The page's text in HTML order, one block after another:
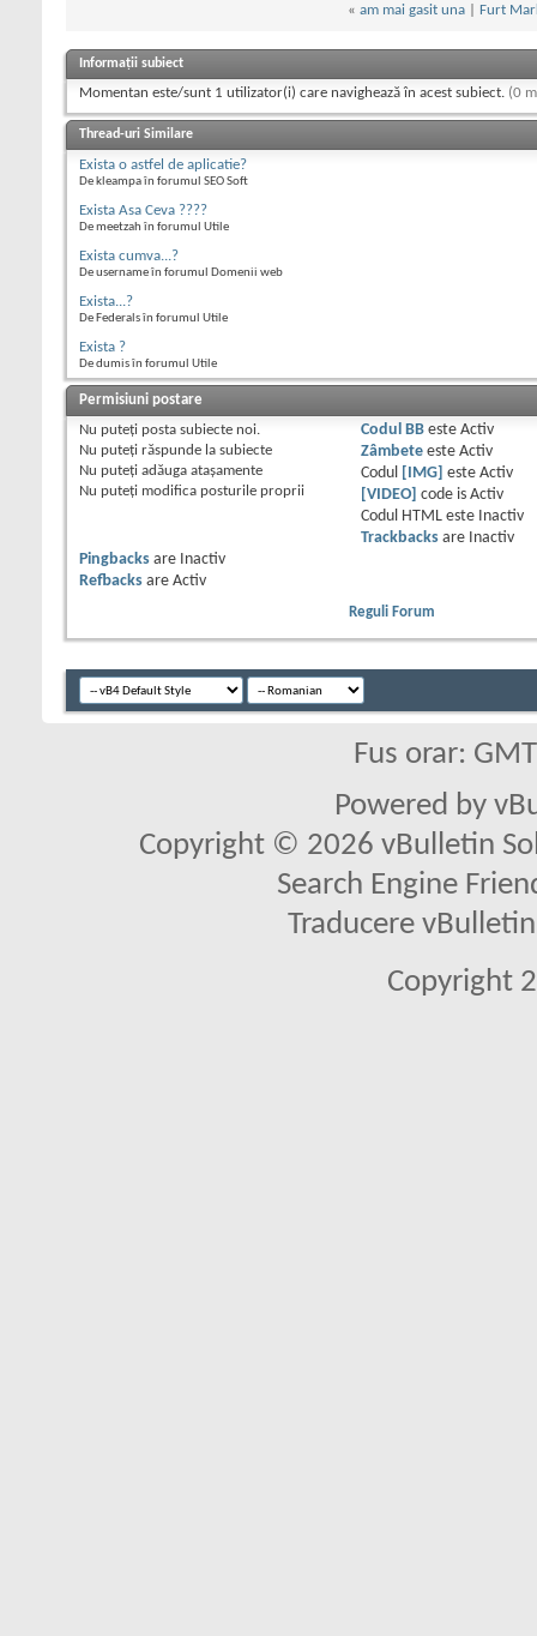
« am mai gasit una Furt
Informații subiect
Momentan este/sunt 1 utilizator(i) care navighează în acest subiect. (0
Thread-uri Similare
Exista o astfel de aplicatie?
De kleampa în forumul SEO Soft
Exista Asa Ceva ????
De meetzah în forumul Utile
Exista cumva...?
De username în forumul Domenii web
Exista...?
De Federals în forumul Utile
Exista ?
De dumis în forumul Utile
Permisiuni postare
Nu puteţi posta subiecte noi.
Nu puteţi răspunde la subiecte
Nu puteţi adăuga ataşamente
Nu puteţi modifica posturile proprii
Codul BBeste Activ
Zâmbeteeste Activ
Codul
[IMG] este Activ
[VIDEO] code is Activ
Codul HTML este
Inactiv
Trackbacksare
Inactiv
Pingbacks are
Inactiv
Refbacks are Activ
Reguli Forum
Fus orar:
Powered by
Copyright © 2026 vBulletin
Search Engine
Traducere
Copyright